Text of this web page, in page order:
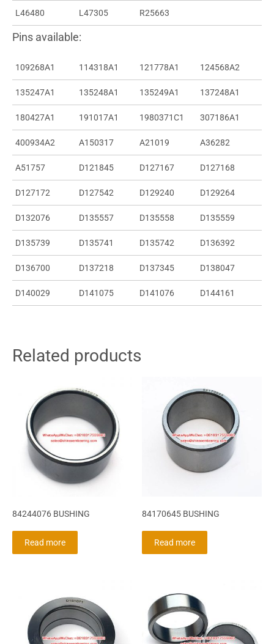
L46480 L47305 R25663
Pins available:
109268A1 114318A1 121778A1 124568A2
135247A1 135248A1 135249A1 137248A1
180427A1 191017A1 1980371C1 307186A1
400934A2 A150317 A21019 A36282
A51757 D121845 D127167 D127168
D127172 D127542 D129240 D129264
D132076 D135557 D135558 D135559
D135739 D135741 D135742 D136392
D136700 D137218 D137345 D138047
D140029 D141075 D141076 D144161
Related products
84244076 BUSHING
Read more
84170645 BUSHING
Read more